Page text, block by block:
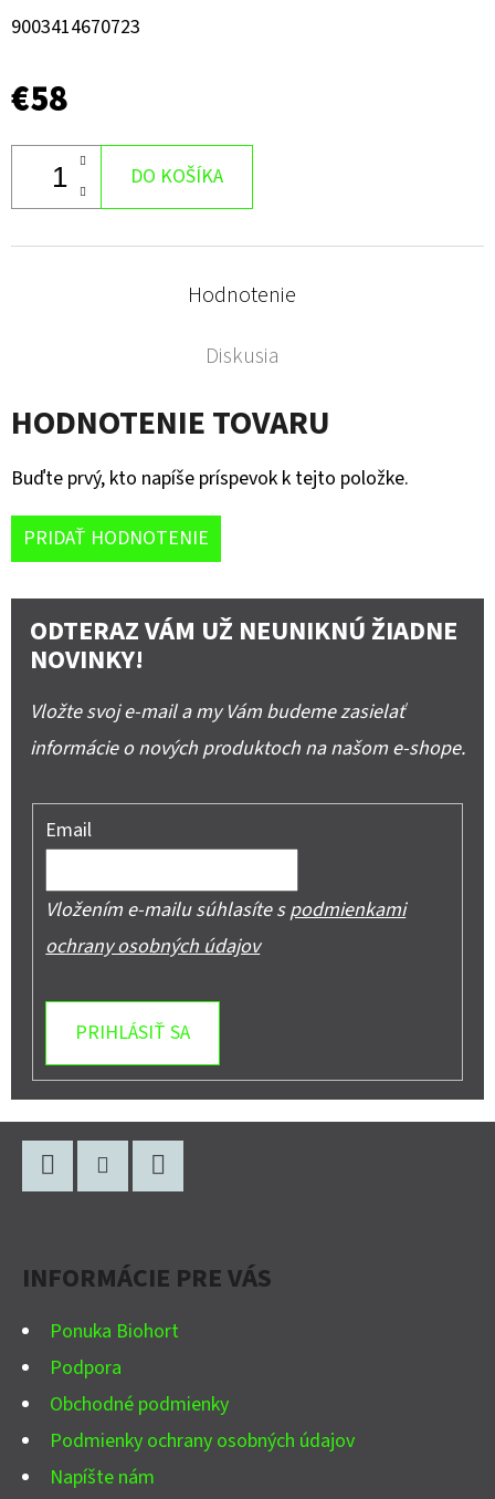
9003414670723
€58
DO KOŠÍKA
Hodnotenie
Diskusia
HODNOTENIE TOVARU
Buďte prvý, kto napíše príspevok k tejto položke.
PRIDAŤ HODNOTENIE
ODTERAZ VÁM UŽ NEUNIKNÚ ŽIADNE
NOVINKY!
Vložte svoj e-mail a my Vám budeme zasielať
informácie o nových produktoch na našom e-shope.
Email
Vložením e-mailu súhlasíte spodmienkami
ochrany osobných údajov
PRIHLÁSIŤ SA
INFORMÁCIE PRE VÁS
Ponuka Biohort
Podpora
Obchodné podmienky
Podmienky ochrany osobných údajov
Napíšte nám